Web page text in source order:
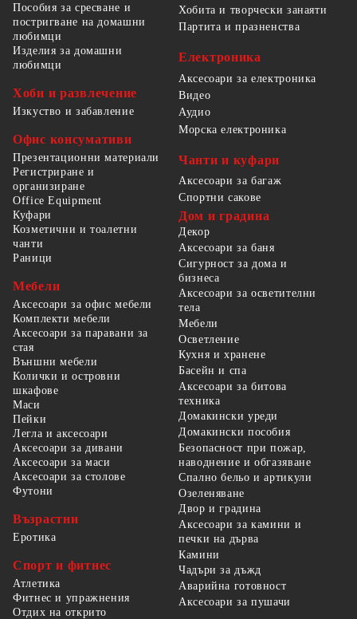
Пособия за сресване и
постригване на домашни
любимци
Изделия за домашни
любимци
Хоби и развлечение
Изкуство и забавление
Офис консумативи
Презентационни материали
Регистриране и
организиране
Office Equipment
Хобита и творчески занаяти
Партита и празненства
Електроника
Аксесоари за електроника
Видео
Аудио
Морска електроника
Чанти и куфари
Аксесоари за багаж
Спортни сакове
Куфари
Козметични и тоалетни
чанти
Раници
Мебели
Аксесоари за офис мебели
Комплекти мебели
Аксесоари за паравани за
стая
Външни мебели
Колички и островни
шкафове
Маси
Пейки
Легла и аксесоари
Аксесоари за дивани
Аксесоари за маси
Аксесоари за столове
Футони
Възрастни
Еротика
Спорт и фитнес
Атлетика
Фитнес и упражнения
Отдих на открито
Дом и градина
Декор
Аксесоари за баня
Сигурност за дома и
бизнеса
Аксесоари за осветителни
тела
Мебели
Осветление
Кухня и хранене
Басейн и спа
Аксесоари за битова
техника
Домакински уреди
Домакински пособия
Безопасност при пожар,
наводнение и обгазяване
Спално бельо и артикули
Озеленяване
Двор и градина
Аксесоари за камини и
печки на дърва
Камини
Чадъри за дъжд
Аварийна готовност
Аксесоари за пушачи